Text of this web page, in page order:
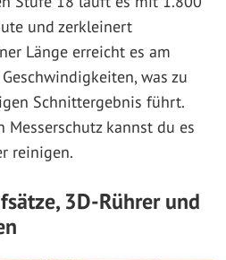
und zerkleinert
Länge erreicht es am
was zu
Schnittergebnis führt.
kannst du es
reinigen.
3D-Rührer und